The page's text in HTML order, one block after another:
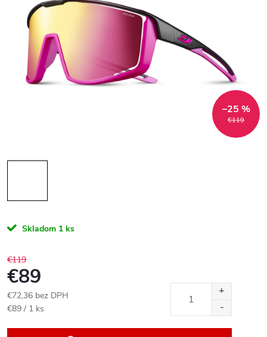
€119
–25 %
Skladom 1 ks
€119
€89
€72,36 bez DPH
Jednotková
€89 / 1 ks